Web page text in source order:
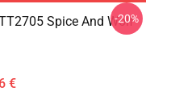
Spice And Wolf
€
-20%